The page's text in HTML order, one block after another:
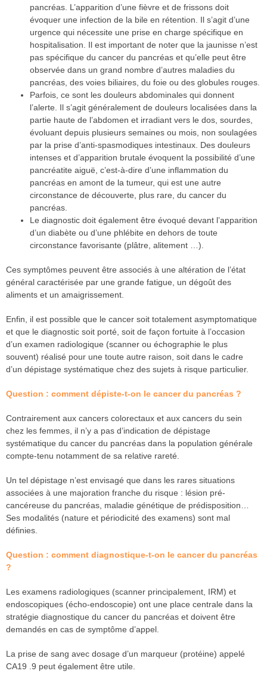
pancréas. L’apparition d’une fièvre et de frissons doit
évoquer une infection de la bile en rétention. Il s’agit d’une
urgence qui nécessite une prise en charge spécifique en
hospitalisation. Il est important de noter que la jaunisse n’est
pas spécifique du cancer du pancréas et qu’elle peut être
observée dans un grand nombre d’autres maladies du
pancréas, des voies biliaires, du foie ou des globules rouges.
Parfois, ce sont les douleurs abdominales qui donnent
l’alerte. Il s’agit généralement de douleurs localisées dans la
partie haute de l’abdomen et irradiant vers le dos, sourdes,
évoluant depuis plusieurs semaines ou mois, non soulagées
par la prise d’anti-spasmodiques intestinaux. Des douleurs
intenses et d’apparition brutale évoquent la possibilité d’une
pancréatite aiguë, c’est-à-dire d’une inflammation du
pancréas en amont de la tumeur, qui est une autre
circonstance de découverte, plus rare, du cancer du
pancréas.
Le diagnostic doit également être évoqué devant l’apparition
d’un diabète ou d’une phlébite en dehors de toute
circonstance favorisante (plâtre, alitement …).
Ces symptômes peuvent être associés à une altération de l’état
général caractérisée par une grande fatigue, un dégoût des
aliments et un amaigrissement.
Enfin, il est possible que le cancer soit totalement asymptomatique
et que le diagnostic soit porté, soit de façon fortuite à l’occasion
d’un examen radiologique (scanner ou échographie le plus
souvent) réalisé pour une toute autre raison, soit dans le cadre
d’un dépistage systématique chez des sujets à risque particulier.
Question : comment dépiste-t-on le cancer du pancréas ?
Contrairement aux cancers colorectaux et aux cancers du sein
chez les femmes, il n’y a pas d’indication de dépistage
systématique du cancer du pancréas dans la population générale
compte-tenu notamment de sa relative rareté.
Un tel dépistage n’est envisagé que dans les rares situations
associées à une majoration franche du risque : lésion pré-
cancéreuse du pancréas, maladie génétique de prédisposition…
Ses modalités (nature et périodicité des examens) sont mal
définies.
Question : comment diagnostique-t-on le cancer du pancréas
?
Les examens radiologiques (scanner principalement, IRM) et
endoscopiques (écho-endoscopie) ont une place centrale dans la
stratégie diagnostique du cancer du pancréas et doivent être
demandés en cas de symptôme d’appel.
La prise de sang avec dosage d’un marqueur (protéine) appelé
CA19 .9 peut également être utile.